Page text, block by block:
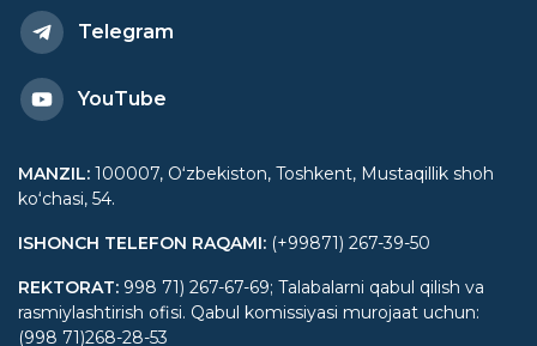
Telegram
YouTube
MANZIL: 100007, Oʻzbekiston, Toshkent, Mustaqillik shoh
koʻchasi, 54.
ISHONCH TELEFON RAQAMI: (+99871) 267-39-50
REKTORAT: 998 71) 267-67-69; Talabalarni qabul qilish va
rasmiylashtirish ofisi. Qabul komissiyasi murojaat uchun:
(998 71)268-28-53